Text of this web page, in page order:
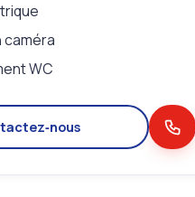
caméra
WC